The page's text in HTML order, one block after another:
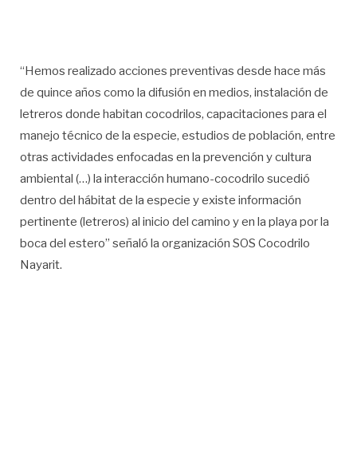
“Hemos realizado acciones preventivas desde hace más
de quince años como la difusión en medios, instalación de
letreros donde habitan cocodrilos, capacitaciones para el
manejo técnico de la especie, estudios de población, entre
otras actividades enfocadas en la prevención y cultura
ambiental (…) la interacción humano-cocodrilo sucedió
dentro del hábitat de la especie y existe información
pertinente (letreros) al inicio del camino y en la playa por la
boca del estero” señaló la organización SOS Cocodrilo
Nayarit.